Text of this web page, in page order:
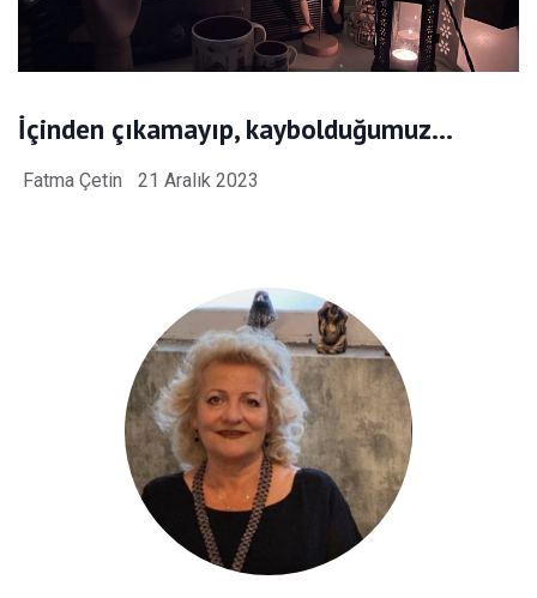
İçinden çıkamayıp, kaybolduğumuz…
Fatma Çetin 21 Aralık 2023